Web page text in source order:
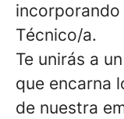
incorporando
Técnico/a.
Te unirás a
que encarna
de nuestra